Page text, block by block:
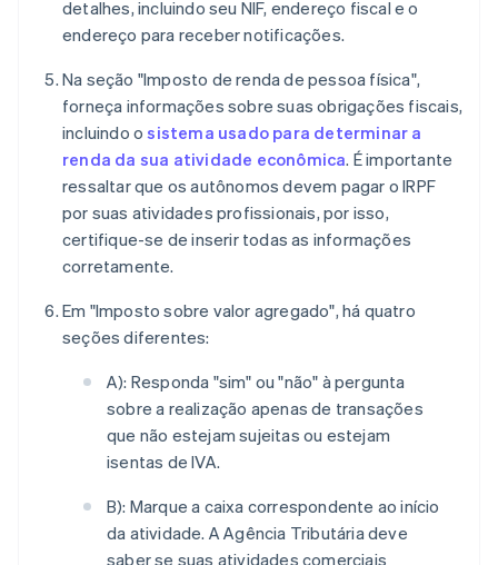
detalhes, incluindo seu NIF, endereço fiscal e o
endereço para receber notificações.
Na seção "Imposto de renda de pessoa física",
forneça informações sobre suas obrigações fiscais,
incluindo osistema usado para determinar a
renda da sua atividade econômica. É importante
ressaltar que os autônomos devem pagar o IRPF
por suas atividades profissionais, por isso,
certifique-se de inserir todas as informações
corretamente.
Em "Imposto sobre valor agregado", há quatro
seções diferentes:
A): Responda "sim" ou "não" à pergunta
sobre a realização apenas de transações
que não estejam sujeitas ou estejam
isentas de IVA.
B): Marque a caixa correspondente ao início
da atividade. A Agência Tributária deve
saber se suas atividades comerciais